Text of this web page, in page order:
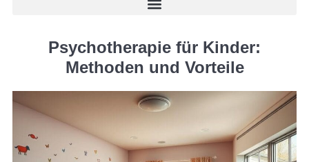
Psychotherapie für Kinder:
Methoden und Vorteile